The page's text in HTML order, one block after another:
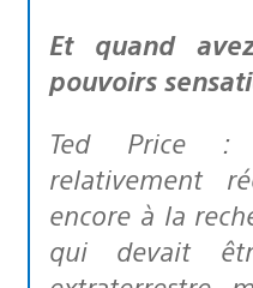
Et quand avez-vous intégré les
pouvoirs
Ted Price : C’est un ajout
relativement
encore à la
qui devait